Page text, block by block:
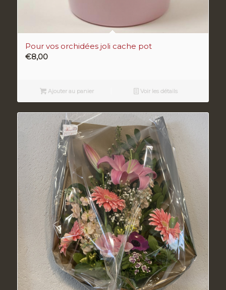
Pour vos orchidées joli cache pot
€8,00
Ajouter au panier Voir les détails